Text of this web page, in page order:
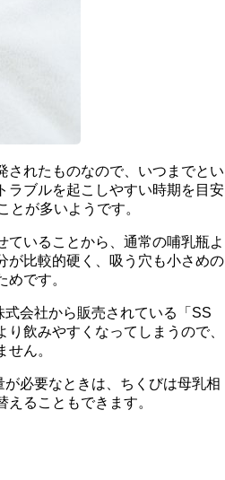
されたものなので、いつまでとい
ラブルを起こしやすい時期を目安
とが多いようです。
いることから、通常の哺乳瓶よ
が比較的硬く、吸う穴も小さめの
です。
会社から販売されている「SS
飲みやすくなってしまうので、
ん。
必要なときは、ちくびは母乳相
ることもできます。